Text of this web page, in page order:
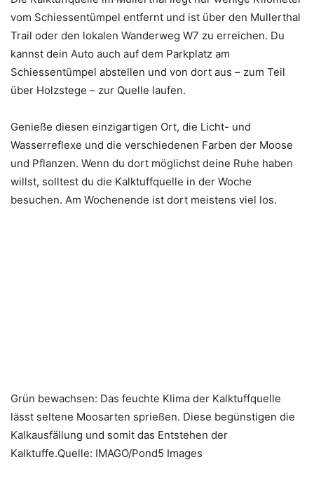
vom Schiessentümpel entfernt und ist über den Mullerthal
Trail oder den lokalen Wanderweg W7 zu erreichen. Du
kannst dein Auto auch auf dem Parkplatz am
Schiessentümpel abstellen und von dort aus – zum Teil
über Holzstege – zur Quelle laufen.
Genieße diesen einzigartigen Ort, die Licht- und
Wasserreflexe und die verschiedenen Farben der Moose
und Pflanzen. Wenn du dort möglichst deine Ruhe haben
willst, solltest du die Kalktuffquelle in der Woche
besuchen. Am Wochenende ist dort meistens viel los.
Grün bewachsen: Das feuchte Klima der Kalktuffquelle
lässt seltene Moosarten sprießen. Diese begünstigen die
Kalkausfällung und somit das Entstehen der
Kalktuffe.Quelle: IMAGO/Pond5 Images